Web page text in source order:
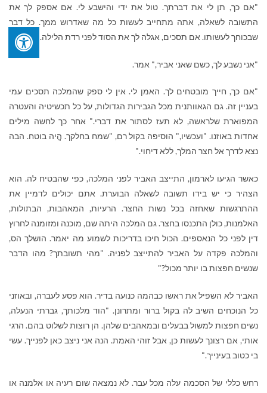
"אם כך, תן לי את דברתך. טול את ידי והישבע לי. אם אספק לך את
התשובה לשאלה, אתה מתחייב לעשות כל מה שאדרוש ממך. כל דבר
שבכוחך לעשותו. אם תסכים, אגלה לך את הסוד לפני רדת הלילה."
"אני נשבע לך, כשם שאני אביר," אמר.
"אם כך, חייך מובטחים לך. האמן לי. אין לי ספק שהמלכה תסכים עמי
בעניין זה. גם הגאוותנית מכל הגבירות הגדולות, על כל תכשיטיה והעטרה
המפוארת שלראשה, לא תעז לסתור את דברי." אחר כך לחשה מילים
אחדות באוזנו. "ועכשיו," הוסיפה בקול רם, "שמח בחלקך. הֱיה בוטח. הבה
נצא לדרך אל חצר המלך, ללא דיחוי."
כאשר הגיעו לארמון, התייצב האביר לפני המלכה, כפי שהבטיח לה. הוא
הצהיר כי יש בידו תשובה לשאלה הבוערת. אתם יכולים לדמיין את
ההתרגשות שאחזה בכל נשות החצר. הרעיות, המאהבות, הבתולות,
האלמנות, כולן התכנסו בחצר. גם המלכה היתה שם, מוכנה ומזומנה לחרוץ
דין לפני כל הנאספים. הכול חיכו בדריכות לשמוע מה יאמר. הושלך הס,
והמלכה פקדה על האביר להתייצב לפניה. "מהי תשובתך? מהו הדבר
שנשים חפצות בו יותר מכול?"
האביר לא השפיל את ראשו כבהמה כנועה בדיר. הוא פסע לעברה, ובאוזני
כל הנוכחים השיב לה בקול ברור ומתרונן. "הוד מלכותך, גברתי הנעלה,
נשים חפצות למשול בבעלים ובמאהבים שלהן. הן רוצות לשלוט בהם. הרגי
אותי, אם רצונך לעשות כן, אבל זוהי האמת. הנה אני ניצב כאן לפנייך. עשי
בי כטוב בעינייך."
רחש כללי של הסכמה עלה מכל עבר. לא נמצאה שום רעיה או אלמנה או